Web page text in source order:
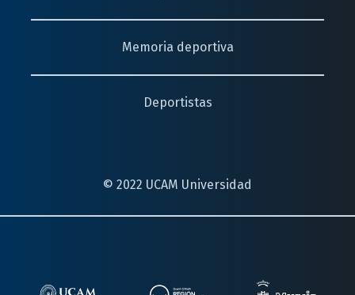
Memoria deportiva
Deportistas
© 2022 UCAM Universidad